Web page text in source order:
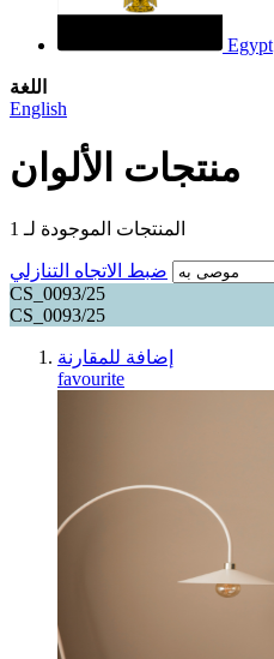
Egypt
اللغة
English
منتجات الألوان
1 المنتجات الموجودة لـ
ضبط الاتجاه التنازلي
CS_0093/25
CS_0093/25
إضافة للمقارنة
favourite